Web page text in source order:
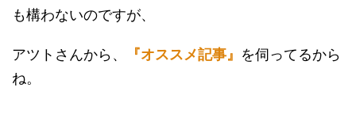
も構わないのですが、
アツトさんから、 『オススメ記事』 を伺ってるから
ね。